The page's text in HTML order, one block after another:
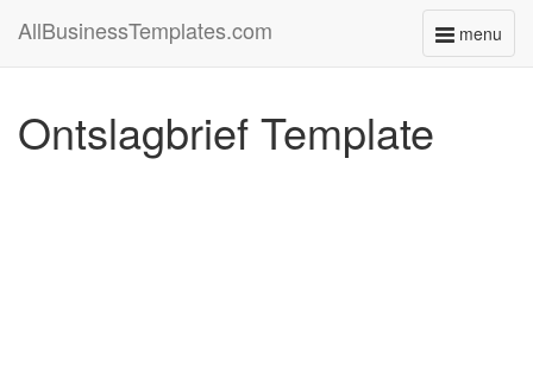
menu
Toggle
AllBusinessTemplates.com
Ontslagbrief Template